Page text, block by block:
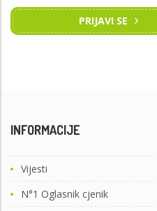
PRIJAVI SE
INFORMACIJE
Vijesti
N°1 Oglasnik cjenik